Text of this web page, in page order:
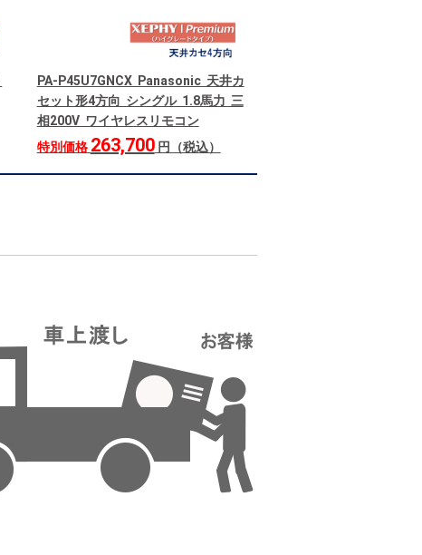
PA-P45U7GNCX Panasonic 天井カ
セット形4方向 シングル 1.8馬力 三
相200V ワイヤレスリモコン
特別価格 263,700円（税込）